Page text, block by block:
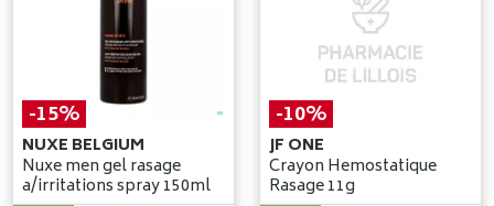
-15%
NUXE BELGIUM
Nuxe men gel rasage
a/irritations spray 150ml
-10%
JF ONE
Crayon Hemostatique
Rasage 11g